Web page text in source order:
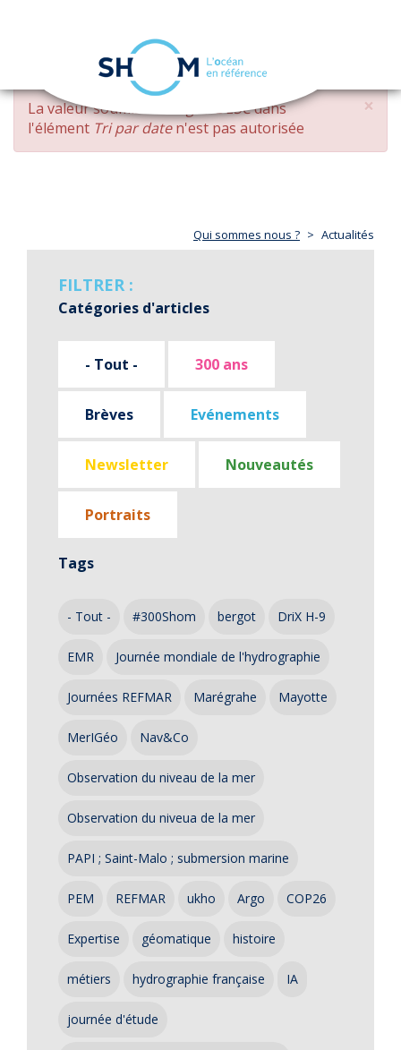
Aller
contenu
principal
navigation
×
MESSAGE
D'ERREUR
La valeur soumise changed DESCdans
l'élément Tri par daten'est pas autorisée
Qui sommes nous ? Actualités
FILTRER :
Catégories d'articles
- Tout - 300 ans
Brèves Evénements
Newsletter Nouveautés
Portraits
Tags
- Tout - #300Shom bergot DriX H-9
EMR Journée mondiale de l'hydrographie
Journées REFMAR Marégrahe Mayotte
MerIGéo Nav&Co
Observation du niveau de la mer
Observation du niveua de la mer
PAPI ; Saint-Malo ; submersion marine
PEM REFMAR ukho Argo COP26
Expertise géomatique histoire
métiers hydrographie française IA
journée d'étude